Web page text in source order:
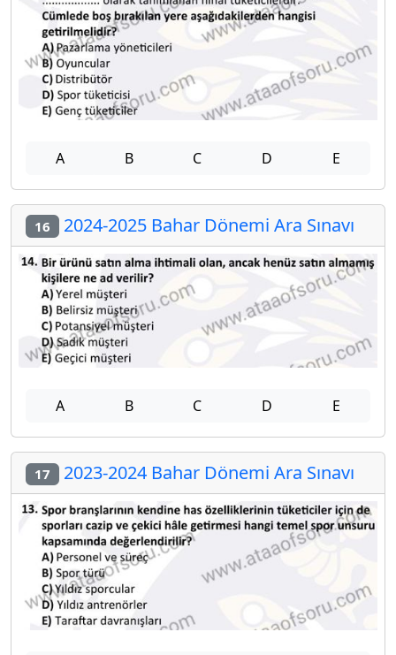
A B C D E
16 2024-2025 Bahar Dönemi Ara Sınavı
A B C D E
17 2023-2024 Bahar Dönemi Ara Sınavı